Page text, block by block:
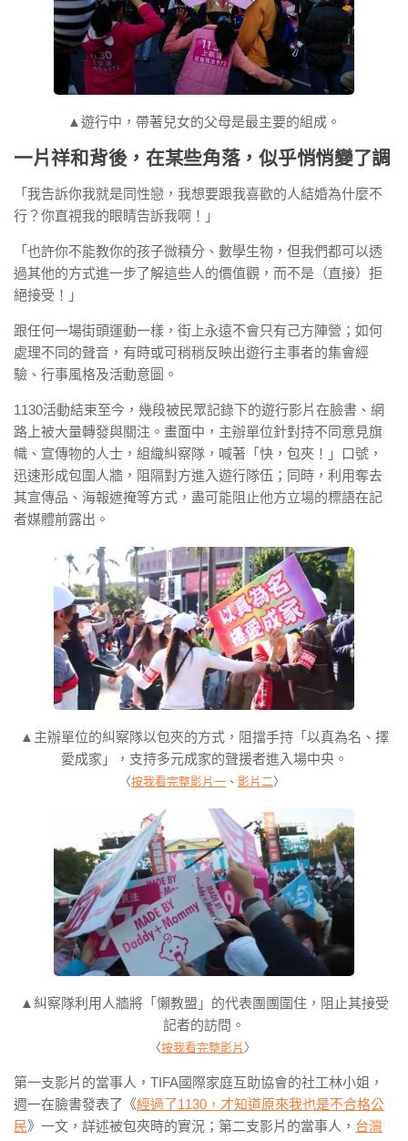
▲遊行中，帶著兒女的父母是最主要的組成。
一片祥和背後，在某些角落，似乎悄悄變了調
「我告訴你我就是同性戀，我想要跟我喜歡的人結婚為什麼不
行？你直視我的眼睛告訴我啊！」
「也許你不能教你的孩子微積分、數學生物，但我們都可以透
過其他的方式進一步了解這些人的價值觀，而不是（直接）拒
絕接受！」
跟任何一場街頭運動一樣，街上永遠不會只有己方陣營；如何
處理不同的聲音，有時或可稍稍反映出遊行主事者的集會經
驗、行事風格及活動意圖。
1130活動結束至今，幾段被民眾記錄下的遊行影片在臉書、網
路上被大量轉發與關注。畫面中，主辦單位針對持不同意見旗
幟、宣傳物的人士，組織糾察隊，喊著「快，包夾！」口號，
迅速形成包圍人牆，阻隔對方進入遊行隊伍；同時，利用奪去
其宣傳品、海報遮掩等方式，盡可能阻止他方立場的標語在記
者媒體前露出。
▲主辦單位的糾察隊以包夾的方式，阻擋手持「以真為名、擇
愛成家」，支持多元成家的聲援者進入場中央。
〈按我看完整影片一 、 影片二〉
▲糾察隊利用人牆將「懶教盟」的代表團團圍住，阻止其接受
記者的訪問。
〈按我看完整影片 〉
第一支影片的當事人，TIFA國際家庭互助協會的社工林小姐，
週一在臉書發表了《經過了1130，才知道原來我也是不合格公
民》一文，詳述被包夾時的實況；第二支影片的當事人， 台灣